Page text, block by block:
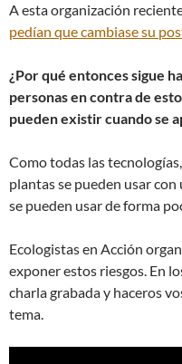
A esta organización
pedían que cambiase su
¿Por qué entonces sigue
personas en contra de
pueden existir cuando se
Como todas las
plantas se pueden usar
se pueden usar de forma
Ecologistas en Acción
exponer estos riesgos. En
charla grabada y haceros
tema.